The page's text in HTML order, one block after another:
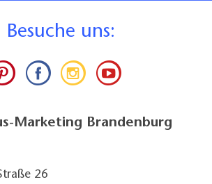
Besuche uns:
Marketing Brandenburg
26